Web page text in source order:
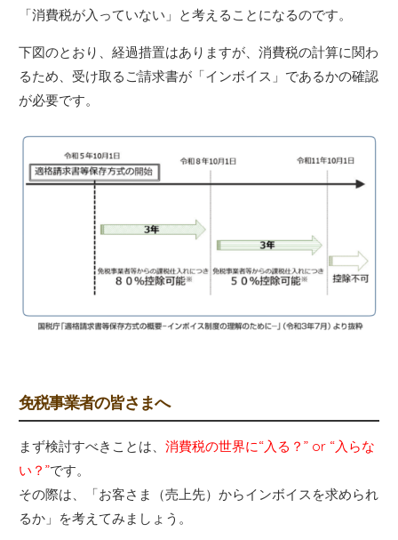
「消費税が入っていない」と考えることになるのです。
下図のとおり、経過措置はありますが、消費税の計算に関わ
るため、受け取るご請求書が「インボイス」であるかの確認
が必要です。
免税事業者の皆さまへ
まず検討すべきことは、 消費税の世界に“入る？” or “入らな
い？”です。
その際は、「お客さま（売上先）からインボイスを求められ
るか」を考えてみましょう。